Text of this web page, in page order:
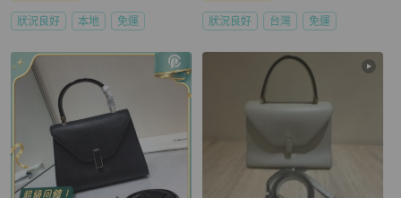
狀況良好 本地 免運 狀況良好 台灣 免運